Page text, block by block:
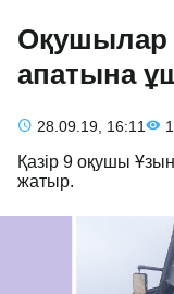
Оқушылар
апатына
28.09.19, 16:11
Қазір 9 оқушы
жатыр.